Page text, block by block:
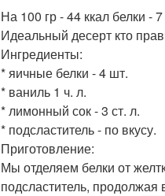
На 100 гр - 44 ккал белки -
Идеальный десерт кто
Ингредиенты:
* яичные белки - 4 шт.
* ваниль 1 ч. л.
* лимонный сок - 3 ст. л.
* подсластитель - по вкусу.
Приготовление:
Мы отделяем белки от
подсластитель, продолжая